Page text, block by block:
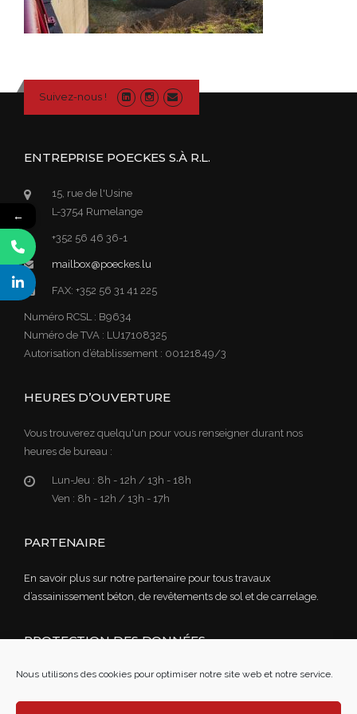
Nous utilisons des cookies pour optimiser notre site web et notre service.
Suivez-nous !
ENTREPRISE POECKES S.À R.L.
15, rue de l'Usine
L-3754 Rumelange
+352 56 46 36-1
mailbox@poeckes.lu
FAX: +352 56 31 41 225
Numéro RCSL : B9634
Numéro de TVA : LU17108325
Autorisation d’établissement : 00121849/3
HEURES D’OUVERTURE
Vous trouverez quelqu'un pour vous renseigner durant nos
heures de bureau :
Lun-Jeu : 8h - 12h / 13h - 18h
Ven : 8h - 12h / 13h - 17h
PARTENAIRE
En savoir plus sur notre partenaire pour tous travaux
d’assainissement béton, de revêtements de sol et de carrelage.
PROTECTION DES DONNÉES
Lire notre politique de confidentialité des données
Mentions légales
←